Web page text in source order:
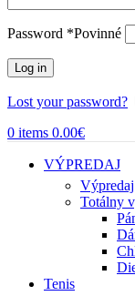
Password *Povinné
Log in
Lost your password?
0 items 0.00€
VÝPREDAJ
Totálny
Tenis